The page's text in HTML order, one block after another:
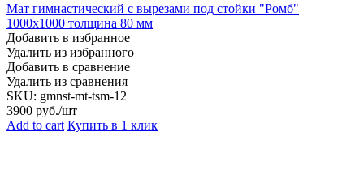
Мат гимнастический с вырезами под стойки "Ромб"
1000х1000 толщина 80 мм
Добавить в избранное
Удалить из избранного
Добавить в сравнение
Удалить из сравнения
SKU: gmnst-mt-tsm-12
3900 руб./шт
Add to cart Купить в 1 клик